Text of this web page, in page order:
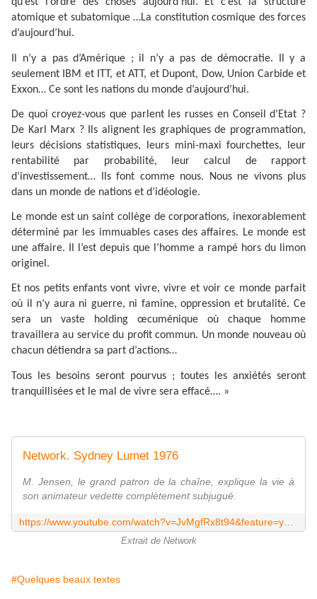
atomique et subatomique …La constitution cosmique des forces
d’aujourd’hui.
Il n’y a pas d’Amérique ; il n’y a pas de démocratie. Il y a
seulement IBM et ITT, et ATT, et Dupont, Dow, Union Carbide et
Exxon… Ce sont les nations du monde d’aujourd’hui.
De quoi croyez-vous que parlent les russes en Conseil d’Etat ?
De Karl Marx ? Ils alignent les graphiques de programmation,
leurs décisions statistiques, leurs mini-maxi fourchettes, leur
rentabilité par probabilité, leur calcul de rapport
d’investissement… Ils font comme nous. Nous ne vivons plus
dans un monde de nations et d’idéologie.
Le monde est un saint collège de corporations, inexorablement
déterminé par les immuables cases des affaires. Le monde est
une affaire. Il l’est depuis que l’homme a rampé hors du limon
originel.
Et nos petits enfants vont vivre, vivre et voir ce monde parfait
où il n’y aura ni guerre, ni famine, oppression et brutalité. Ce
sera un vaste holding œcuménique où chaque homme
travaillera au service du profit commun. Un monde nouveau où
chacun détiendra sa part d’actions…
Tous les besoins seront pourvus ; toutes les anxiétés seront
tranquillisées et le mal de vivre sera effacé…. »
Network. Sydney Lumet 1976
M. Jensen, le grand patron de la chaîne, explique la vie à
son animateur vedette complètement subjugué.
Extrait de Network
#Quelques beaux textes